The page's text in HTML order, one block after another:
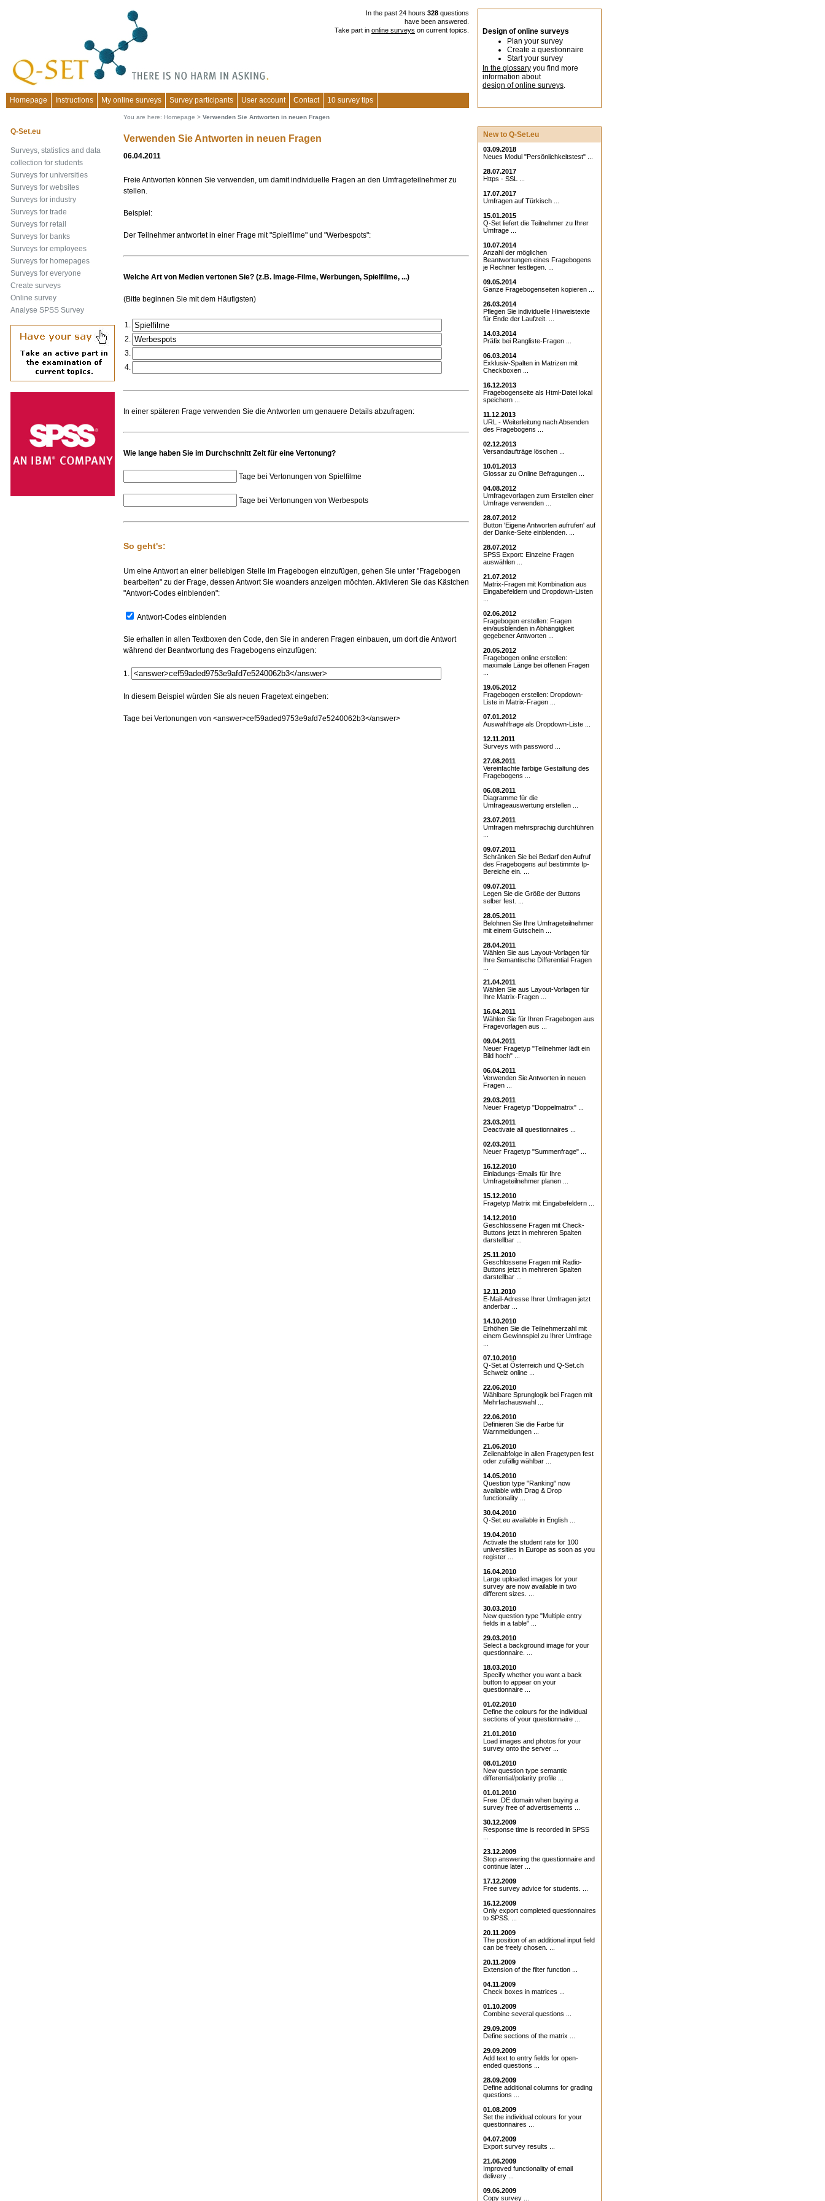
In the past 24 hours 328 questions
have been answered.
Take part in online surveys on current topics.
Design of online surveys
Plan your survey
Create a questionnaire
Start your survey
In the glossary you find more
information about
design of online surveys.
Homepage
Instructions My online surveys Survey participants User account Contact 10 survey tips
You are here: Homepage > Verwenden Sie Antworten in neuen Fragen
Verwenden Sie Antworten in neuen Fragen
06.04.2011
Freie Antworten können Sie verwenden, um damit individuelle Fragen an den Umfrageteilnehmer zu
stellen.
Beispiel:
Der Teilnehmer antwortet in einer Frage mit "Spielfilme" und "Werbespots":
Welche Art von Medien vertonen Sie? (z.B. Image-Filme, Werbungen, Spielfilme, ...)
(Bitte beginnen Sie mit dem Häufigsten)
1.
2.
3.
4.
In einer späteren Frage verwenden Sie die Antworten um genauere Details abzufragen:
Wie lange haben Sie im Durchschnitt Zeit für eine Vertonung?
Tage bei Vertonungen von Spielfilme
Tage bei Vertonungen von Werbespots
So geht's:
Um eine Antwort an einer beliebigen Stelle im Fragebogen einzufügen, gehen Sie unter "Fragebogen
bearbeiten" zu der Frage, dessen Antwort Sie woanders anzeigen möchten. Aktivieren Sie das Kästchen
"Antwort-Codes einblenden":
Antwort-Codes einblenden
Sie erhalten in allen Textboxen den Code, den Sie in anderen Fragen einbauen, um dort die Antwort
während der Beantwortung des Fragebogens einzufügen:
1.
In diesem Beispiel würden Sie als neuen Fragetext eingeben:
Tage bei Vertonungen von <answer>cef59aded9753e9afd7e5240062b3</answer>
New to Q-Set.eu
03.09.2018
Neues Modul "Persönlichkeitstest" ...
28.07.2017
Https - SSL ...
17.07.2017
Umfragen auf Türkisch ...
15.01.2015
Q-Set liefert die Teilnehmer zu Ihrer
Umfrage ...
10.07.2014
Anzahl der möglichen
Beantwortungen eines Fragebogens
je Rechner festlegen. ...
09.05.2014
Ganze Fragebogenseiten kopieren ...
26.03.2014
Pflegen Sie individuelle Hinweistexte
für Ende der Laufzeit. ...
14.03.2014
Präfix bei Rangliste-Fragen ...
06.03.2014
Exklusiv-Spalten in Matrizen mit
Checkboxen ...
16.12.2013
Fragebogenseite als Html-Datei lokal
speichern ...
11.12.2013
URL - Weiterleitung nach Absenden
des Fragebogens ...
02.12.2013
Versandaufträge löschen ...
10.01.2013
Glossar zu Online Befragungen ...
04.08.2012
Umfragevorlagen zum Erstellen einer
Umfrage verwenden ...
28.07.2012
Button 'Eigene Antworten aufrufen' auf
der Danke-Seite einblenden. ...
28.07.2012
SPSS Export: Einzelne Fragen
auswählen ...
21.07.2012
Matrix-Fragen mit Kombination aus
Eingabefeldern und Dropdown-Listen
02.06.2012
Fragebogen erstellen: Fragen
ein/ausblenden in Abhängigkeit
gegebener Antworten ...
20.05.2012
Fragebogen online erstellen:
maximale Länge bei offenen Fragen
19.05.2012
Fragebogen erstellen: Dropdown-
Liste in Matrix-Fragen ...
07.01.2012
Auswahlfrage als Dropdown-Liste ...
12.11.2011
Surveys with password ...
27.08.2011
Vereinfachte farbige Gestaltung des
Fragebogens ...
06.08.2011
Diagramme für die
Umfrageauswertung erstellen ...
23.07.2011
Umfragen mehrsprachig durchführen
09.07.2011
Schränken Sie bei Bedarf den Aufruf
des Fragebogens auf bestimmte Ip-
Bereiche ein. ...
09.07.2011
Legen Sie die Größe der Buttons
selber fest. ...
28.05.2011
Belohnen Sie Ihre Umfrageteilnehmer
mit einem Gutschein ...
28.04.2011
Wählen Sie aus Layout-Vorlagen für
Ihre Semantische Differential Fragen
21.04.2011
Wählen Sie aus Layout-Vorlagen für
Ihre Matrix-Fragen ...
16.04.2011
Wählen Sie für Ihren Fragebogen aus
Fragevorlagen aus ...
09.04.2011
Neuer Fragetyp "Teilnehmer lädt ein
Bild hoch" ...
06.04.2011
Verwenden Sie Antworten in neuen
Fragen ...
29.03.2011
Neuer Fragetyp "Doppelmatrix" ...
23.03.2011
Deactivate all questionnaires ...
02.03.2011
Neuer Fragetyp "Summenfrage" ...
16.12.2010
Einladungs-Emails für Ihre
Umfrageteilnehmer planen ...
15.12.2010
Fragetyp Matrix mit Eingabefeldern ...
14.12.2010
Geschlossene Fragen mit Check-
Buttons jetzt in mehreren Spalten
darstellbar ...
25.11.2010
Geschlossene Fragen mit Radio-
Buttons jetzt in mehreren Spalten
darstellbar ...
12.11.2010
E-Mail-Adresse Ihrer Umfragen jetzt
änderbar ...
14.10.2010
Erhöhen Sie die Teilnehmerzahl mit
einem Gewinnspiel zu Ihrer Umfrage
07.10.2010
Q-Set.at Österreich und Q-Set.ch
Schweiz online ...
22.06.2010
Wählbare Sprunglogik bei Fragen mit
Mehrfachauswahl ...
22.06.2010
Definieren Sie die Farbe für
Warnmeldungen ...
21.06.2010
Zeilenabfolge in allen Fragetypen fest
oder zufällig wählbar ...
14.05.2010
Question type "Ranking" now
available with Drag & Drop
functionality ...
30.04.2010
Q-Set.eu available in English ...
19.04.2010
Activate the student rate for 100
universities in Europe as soon as you
register ...
16.04.2010
Large uploaded images for your
survey are now available in two
different sizes. ...
30.03.2010
New question type "Multiple entry
fields in a table" ...
29.03.2010
Select a background image for your
questionnaire. ...
18.03.2010
Specify whether you want a back
button to appear on your
questionnaire ...
01.02.2010
Define the colours for the individual
sections of your questionnaire ...
21.01.2010
Load images and photos for your
survey onto the server ...
08.01.2010
New question type semantic
differential/polarity profile ...
01.01.2010
Free .DE domain when buying a
survey free of advertisements ...
30.12.2009
Response time is recorded in SPSS
23.12.2009
Stop answering the questionnaire and
continue later ...
17.12.2009
Free survey advice for students. ...
16.12.2009
Only export completed questionnaires
to SPSS. ...
20.11.2009
The position of an additional input field
can be freely chosen. ...
20.11.2009
Extension of the filter function ...
04.11.2009
Check boxes in matrices ...
01.10.2009
Combine several questions ...
29.09.2009
Define sections of the matrix ...
29.09.2009
Add text to entry fields for open-
ended questions ...
28.09.2009
Define additional columns for grading
questions ...
01.08.2009
Set the individual colours for your
questionnaires ...
04.07.2009
Export survey results ...
21.06.2009
Improved functionality of email
delivery ...
09.06.2009
Copy survey ...
Q-Set.eu
Surveys, statistics and data
collection for students
Surveys for universities
Surveys for websites
Surveys for industry
Surveys for trade
Surveys for retail
Surveys for banks
Surveys for employees
Surveys for homepages
Surveys for everyone
Create surveys
Online survey
Analyse SPSS Survey